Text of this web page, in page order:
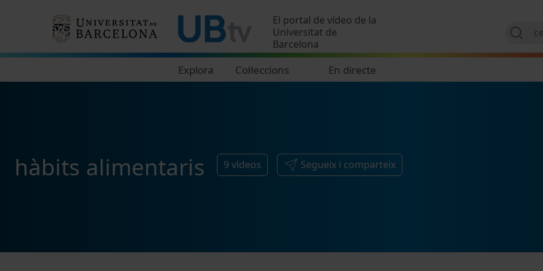
El portal de vídeo de la
Universitat de
Barcelona
Explora Col·leccions En directe
hàbits alimentaris 9 vídeos Segueix i comparteix